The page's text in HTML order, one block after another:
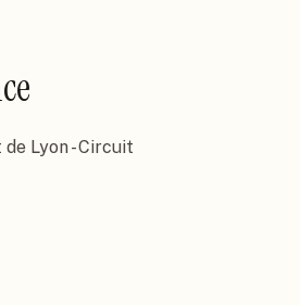
Lyon - Circuit